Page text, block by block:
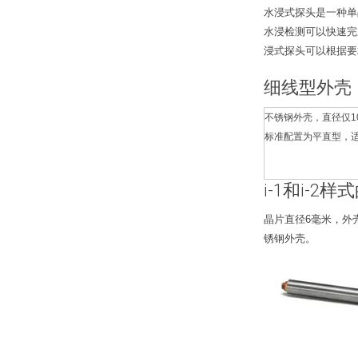
水浸式探头是一种
水浸检测可以快速
浸式探头可以根据
细线型外壳
不锈钢外壳，直径仅
标准配置为平直型，
i-1和i-2样
晶片直径6毫米，外
锈钢外壳。